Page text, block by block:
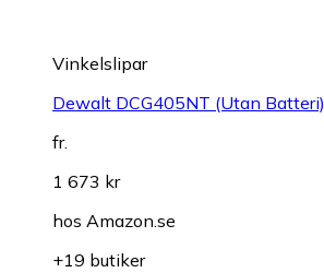
Vinkelslipar
Dewalt DCG405NT (Utan Batteri)
fr.
1 673 kr
hos Amazon.se
+19 butiker